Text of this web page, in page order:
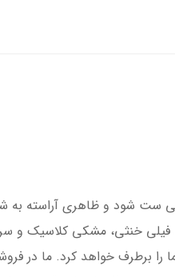
ست شود و ظاهری آراسته به
خنثی، مشکی کلاسیک و
را برطرف خواهد کرد. ما در